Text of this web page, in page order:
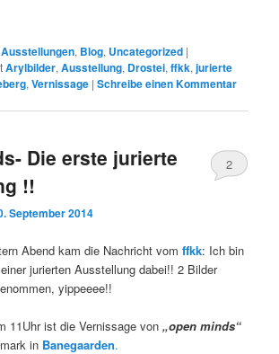
Ausstellungen, Blog, Uncategorized |
Arylbilder,Ausstellung, Drostei,ffkk,jurierte
,Vernissage |Schreibe einen Kommentar
Die erste jurierte
!!
September 2014
2
Abend kam die Nachricht vom ffkk: Ich bin
jurierten Ausstellung dabei!! 2 Bilder
yippeeee!!
11Uhr ist die Vernissage von„open minds“
in Banegaarden.